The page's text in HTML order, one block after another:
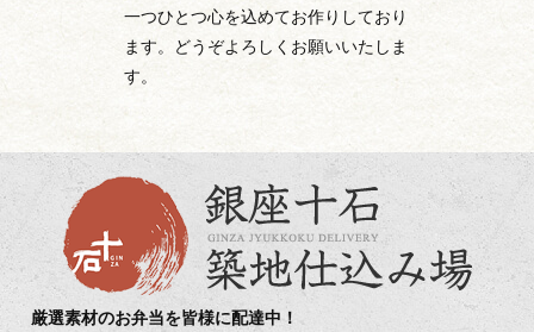
一つひとつ心を込めてお作りしており
ます。どうぞよろしくお願いいたしま
す。
厳選素材のお弁当を皆様に配達中！